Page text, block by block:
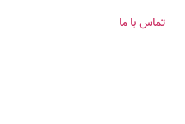
تماس با ما